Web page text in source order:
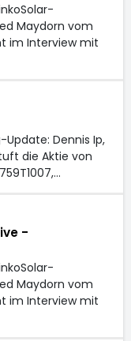
Maydorn vom
im Interview mit
Dennis Ip,
die Aktie von
-
Maydorn vom
im Interview mit